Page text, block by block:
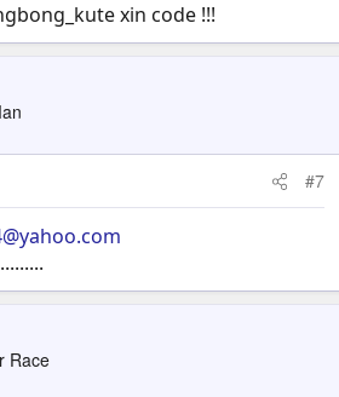
xin code !!!
#7
Race